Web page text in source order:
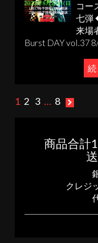
コー
七弾
来場
Burst DAY vol.37
投
り
1 2 3 … 8
商品合計
クレジ